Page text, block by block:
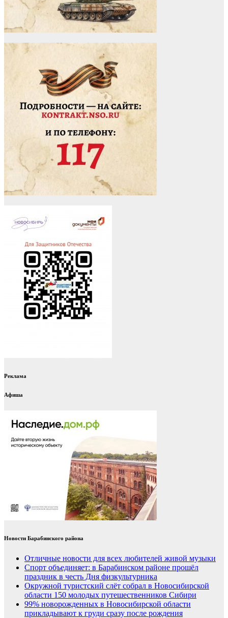
Реклама
Афиша
Новости Барабинского района
Отличные новости для всех любителей живой музыки
Спорт объединяет: в Барабинском районе прошёл
праздник в честь Дня физкультурника
Окружной туристский слёт собрал в Новосибирской
области 150 молодых путешественников Сибири
99% новорожденных в Новосибирской области
прикладывают к груди сразу после рождения